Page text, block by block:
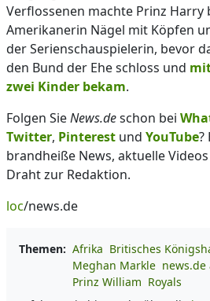
Verflossenen machte Prinz Harry
Amerikanerin Nägel mit Köpfen
der Serienschauspielerin, bevor
den Bund der Ehe schloss und
zwei Kinder bekam.
Folgen SieNews.deschon bei
Twitter, Pinterest und YouTube?
brandheiße News, aktuelle
Draht zur Redaktion.
loc/news.de
Themen: Afrika Britisches
Meghan Markle news.de
Prinz William Royals